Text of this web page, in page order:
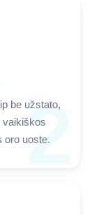
2
be užstato,
vaikiškos
oro uoste.